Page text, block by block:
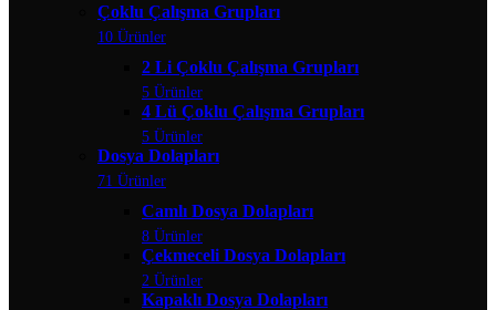
Çoklu Çalışma Grupları
10 Ürünler
2 Li Çoklu Çalışma Grupları
5 Ürünler
4 Lü Çoklu Çalışma Grupları
5 Ürünler
Dosya Dolapları
71 Ürünler
Camlı Dosya Dolapları
8 Ürünler
Çekmeceli Dosya Dolapları
2 Ürünler
Kapaklı Dosya Dolapları